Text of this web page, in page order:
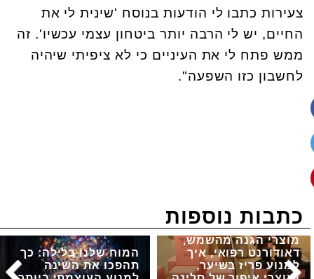
צעירות כתבו לי הודעות בנוסח 'שינית לי את
החיים, יש לי הרבה יותר ביטחון עצמי עכשיו'. זה
ממש פתח לי את העיניים כי לא ציפיתי שיהיה
לחשבון כזו השפעה".
כתבות נוספות
המוח שלנו בלילה: כך
תהפכו את השינה
מוצרי הגנה מהשמש,
דאודורנט רפואי, איך
למנוע פריז בשיער,